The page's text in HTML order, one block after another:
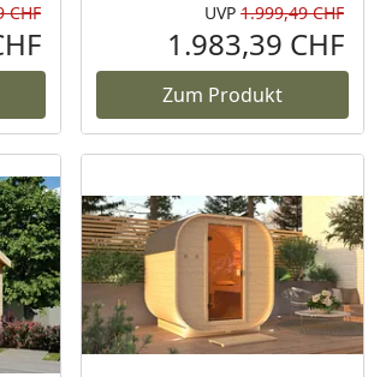
Rabatt in Prozent
Ursprünglicher Preis
CHF UVP 1.999,49 CHF
1.983,39 CHF
Zum Produkt